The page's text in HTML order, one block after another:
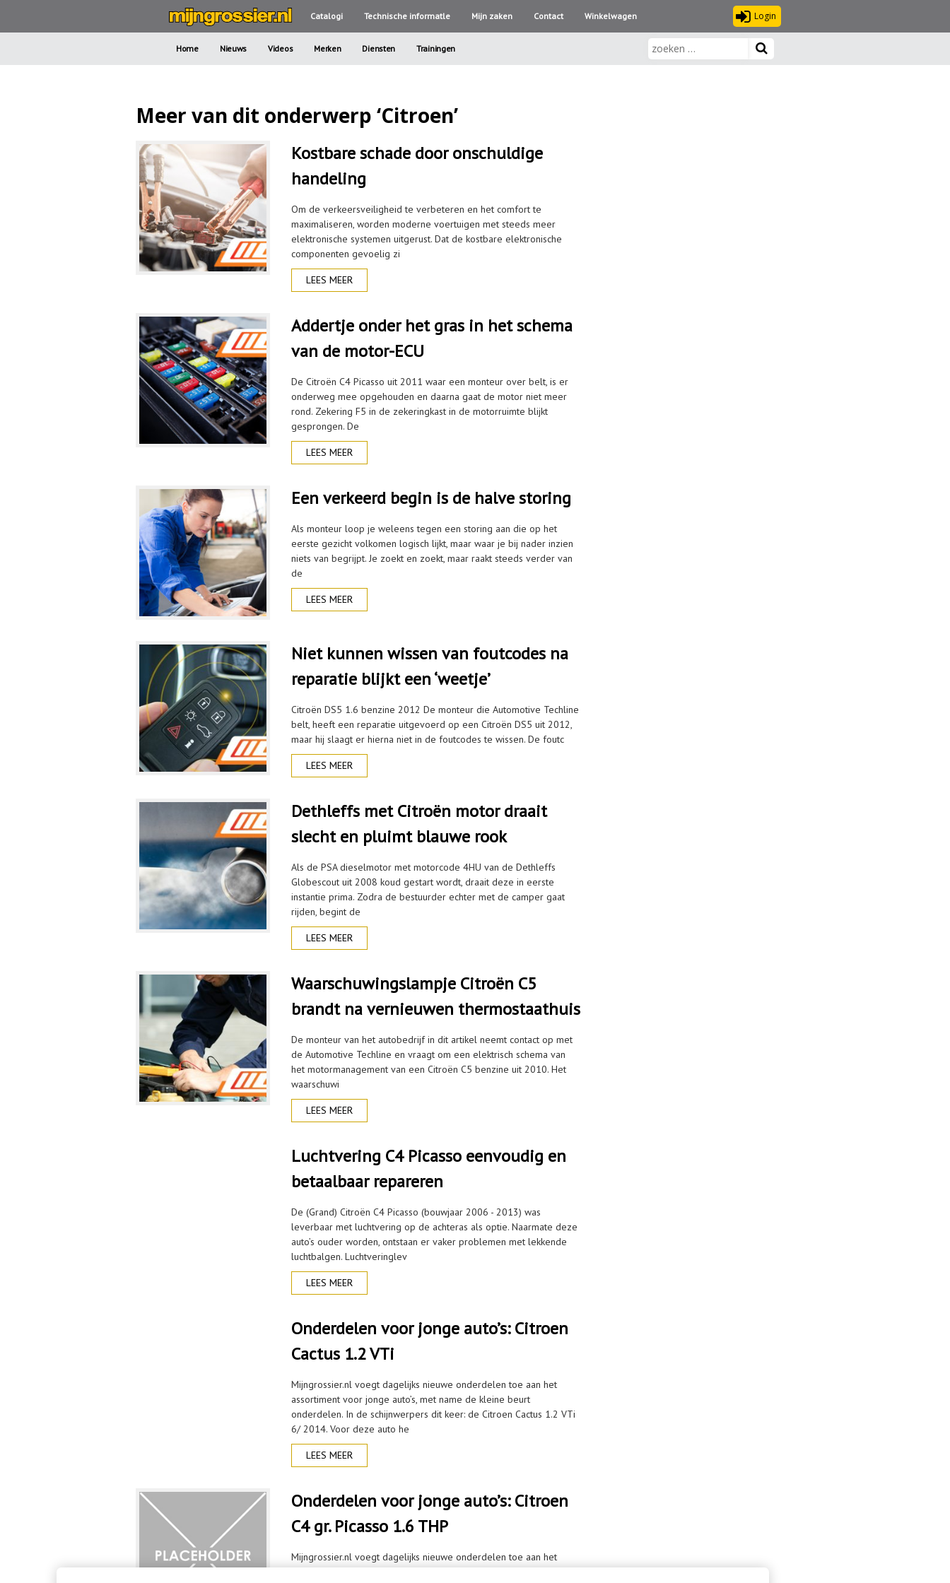
Catalogi Technische informatle Mijn zaken Contact Winkelwagen Login
Home Nieuws Videos Merken Diensten Trainingen
Meer van dit onderwerp ‘Citroen’
Kostbare schade door onschuldige
handeling
Om de verkeersveiligheid te verbeteren en het comfort te
maximaliseren, worden moderne voertuigen met steeds meer
elektronische systemen uitgerust. Dat de kostbare elektronische
componenten gevoelig zi
LEES MEER
Addertje onder het gras in het schema
van de motor-ECU
De Citroën C4 Picasso uit 2011 waar een monteur over belt, is er
onderweg mee opgehouden en daarna gaat de motor niet meer
rond. Zekering F5 in de zekeringkast in de motorruimte blijkt
gesprongen. De
LEES MEER
Een verkeerd begin is de halve storing
Als monteur loop je weleens tegen een storing aan die op het
eerste gezicht volkomen logisch lijkt, maar waar je bij nader inzien
niets van begrijpt. Je zoekt en zoekt, maar raakt steeds verder van
de
LEES MEER
Niet kunnen wissen van foutcodes na
reparatie blijkt een ‘weetje’
Citroën DS5 1.6 benzine 2012 De monteur die Automotive Techline
belt, heeft een reparatie uitgevoerd op een Citroën DS5 uit 2012,
maar hij slaagt er hierna niet in de foutcodes te wissen. De foutc
LEES MEER
Dethleffs met Citroën motor draait
slecht en pluimt blauwe rook
Als de PSA dieselmotor met motorcode 4HU van de Dethleffs
Globescout uit 2008 koud gestart wordt, draait deze in eerste
instantie prima. Zodra de bestuurder echter met de camper gaat
rijden, begint de
LEES MEER
Waarschuwingslampje Citroën C5
brandt na vernieuwen thermostaathuis
De monteur van het autobedrijf in dit artikel neemt contact op met
de Automotive Techline en vraagt om een elektrisch schema van
het motormanagement van een Citroën C5 benzine uit 2010. Het
waarschuwi
LEES MEER
Luchtvering C4 Picasso eenvoudig en
betaalbaar repareren
De (Grand) Citroën C4 Picasso (bouwjaar 2006 - 2013) was
leverbaar met luchtvering op de achteras als optie. Naarmate deze
auto’s ouder worden, ontstaan er vaker problemen met lekkende
luchtbalgen. Luchtveringlev
LEES MEER
Onderdelen voor jonge auto’s: Citroen
Cactus 1.2 VTi
Mijngrossier.nl voegt dagelijks nieuwe onderdelen toe aan het
assortiment voor jonge auto’s, met name de kleine beurt
onderdelen. In de schijnwerpers dit keer: de Citroen Cactus 1.2 VTi
6/ 2014. Voor deze auto he
LEES MEER
Onderdelen voor jonge auto’s: Citroen
C4 gr. Picasso 1.6 THP
Mijngrossier.nl voegt dagelijks nieuwe onderdelen toe aan het
assortiment voor jonge auto’s, met name de kleine beurt